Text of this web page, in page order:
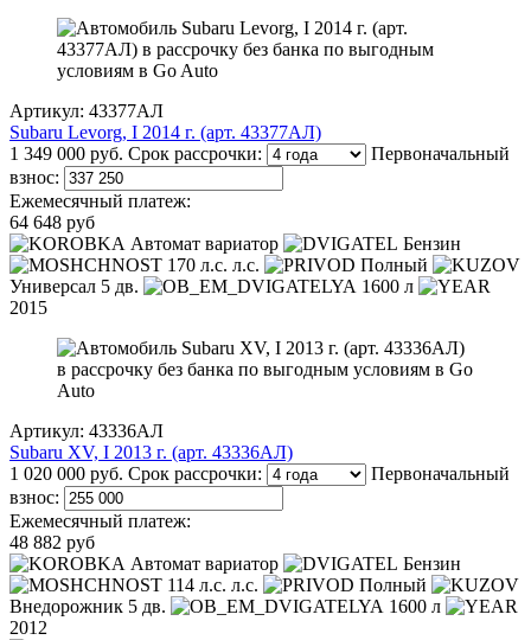
Артикул: 43377АЛ
Subaru Levorg, I 2014 г. (арт. 43377АЛ)
1 349 000 руб. Срок рассрочки:
Первоначальный
взнос:
Ежемесячный платеж:
64 648 руб
Автомат вариатор
Бензин
170 л.с. л.с.
Полный
Универсал 5 дв.
1600 л
2015
Артикул: 43336АЛ
Subaru XV, I 2013 г. (арт. 43336АЛ)
1 020 000 руб. Срок рассрочки:
Первоначальный
взнос:
Ежемесячный платеж:
48 882 руб
Автомат вариатор
Бензин
114 л.с. л.с.
Полный
Внедорожник 5 дв.
1600 л
2012